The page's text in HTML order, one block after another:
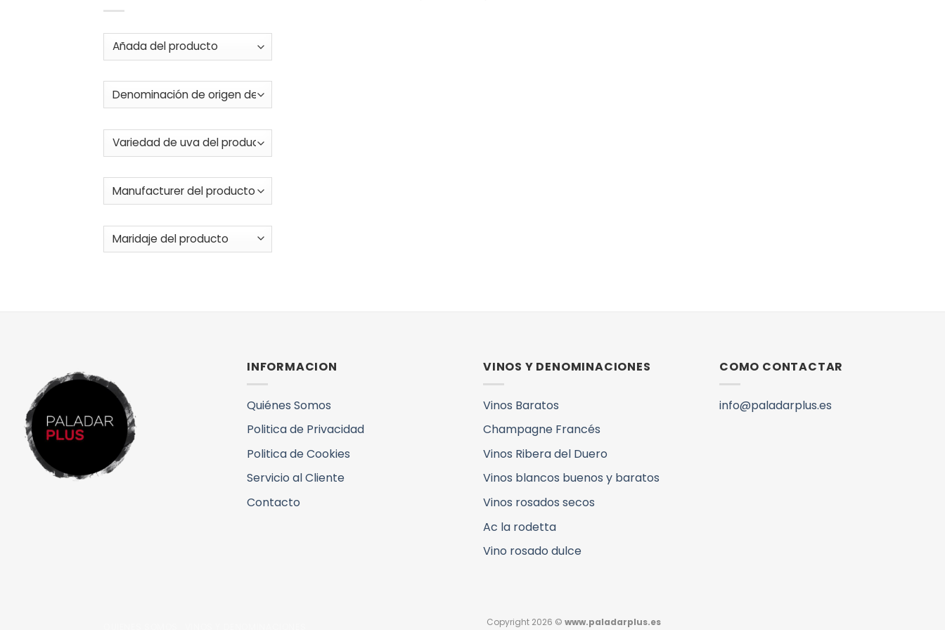
INFORMACION
Quiénes Somos
Politica de Privacidad
Politica de Cookies
Servicio al Cliente
Contacto
VINOS Y DENOMINACIONES
Vinos Baratos
Champagne Francés
Vinos Ribera del Duero
Vinos blancos buenos y baratos
Vinos rosados secos
Ac la rodetta
Vino rosado dulce
COMO CONTACTAR
info@paladarplus.es
Copyright 2026 ©www.paladarplus.es